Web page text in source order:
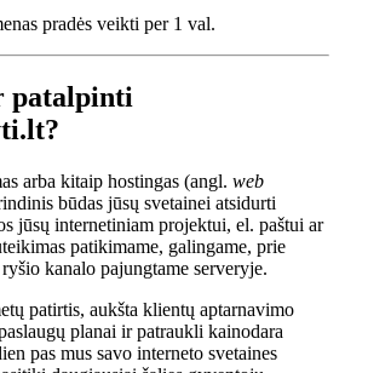
pradės veikti per 1 val.
patalpinti
arba kitaip hostingas (angl. web
būdas jūsų svetainei atsidurti
jūsų internetiniam projektui, el. paštui ar
patikimame, galingame, prie
kanalo pajungtame serveryje.
patirtis, aukšta klientų aptarnavimo
planai ir patraukli kainodara
pas mus savo interneto svetaines